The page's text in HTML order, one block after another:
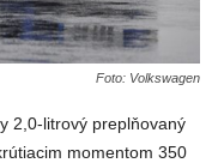
Foto: Volkswagen
2,0-litrový preplňovaný
momentom 350